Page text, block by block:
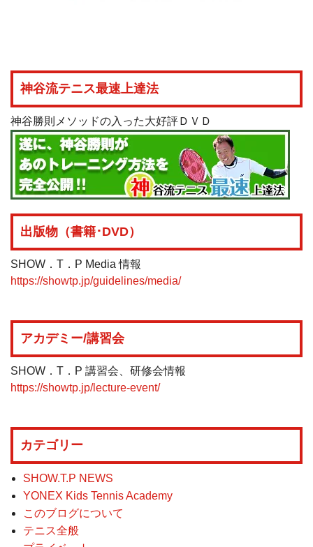
神谷流テニス最速上達法
神谷勝則メソッドの入った大好評ＤＶＤ
出版物（書籍･DVD）
SHOW．T．P Media 情報
https://showtp.jp/guidelines/media/
アカデミー/講習会
SHOW．T．P 講習会、研修会情報
https://showtp.jp/lecture-event/
カテゴリー
SHOW.T.P NEWS
YONEX Kids Tennis Academy
このブログについて
テニス全般